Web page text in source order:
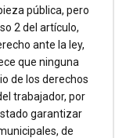
pública, pero
2 del artículo,
ante la ley,
que ninguna
de los derechos
trabajador, por
garantizar
de